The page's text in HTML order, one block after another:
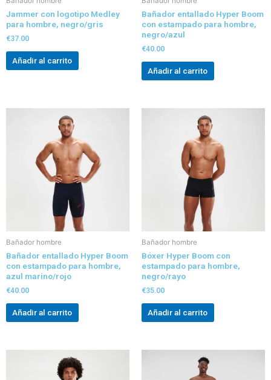
Jammer con logotipo Medley
para hombre, negro/gris
€37.00
Añadir al carrito
Bañador entallado Hyper Boom
con estampado para hombre,
negro/azul
€40.00
Añadir al carrito
Bañador hombre
Bañador entallado Hyper Boom
con estampado para hombre,
azul marino/rojo
€40.00
Añadir al carrito
Bañador hombre
Bóxer Hyper Boom con
estampado para hombre,
negro/rayo
€35.00
Añadir al carrito